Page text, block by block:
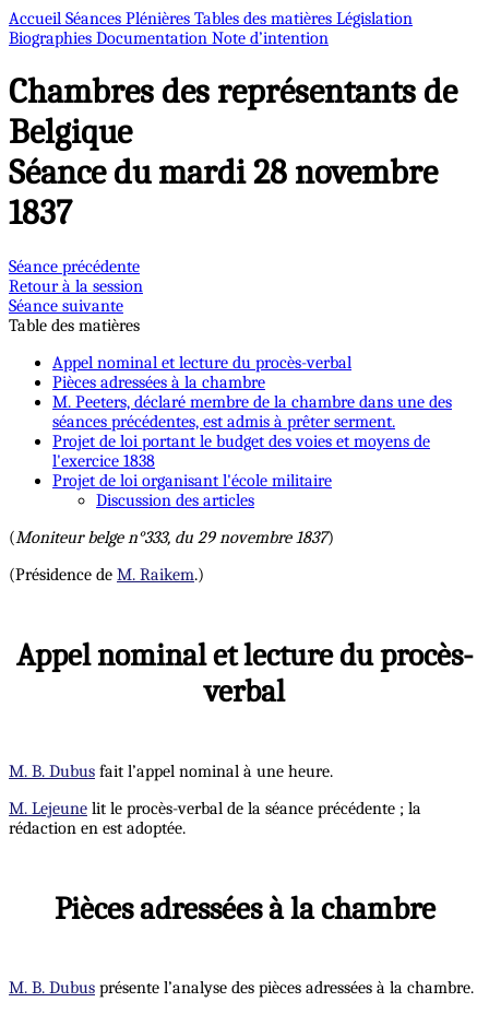
Accueil Séances Plénières Tables des matières Législation
Biographies Documentation Note d’intention
Chambres des représentants de
Belgique
Séance du mardi 28 novembre
1837
Séance précédente
Retour à la session
Séance suivante
Table des matières
Appel nominal et lecture du procès-verbal
Pièces adressées à la chambre
M. Peeters, déclaré membre de la chambre dans une des
séances précédentes, est admis à prêter serment.
Projet de loi portant le budget des voies et moyens de
l'exercice 1838
Projet de loi organisant l'école militaire
Discussion des articles
(Moniteur belge n°333, du 29 novembre 1837)
(Présidence de M. Raikem.)
Appel nominal et lecture du procès-
verbal
M. B. Dubus fait l’appel nominal à une heure.
M. Lejeune lit le procès-verbal de la séance précédente ; la
rédaction en est adoptée.
Pièces adressées à la chambre
M. B. Dubus présente l’analyse des pièces adressées à la chambre.